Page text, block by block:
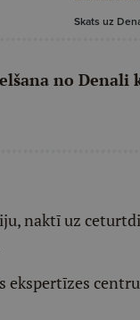
Skats uz
no
naktī uz